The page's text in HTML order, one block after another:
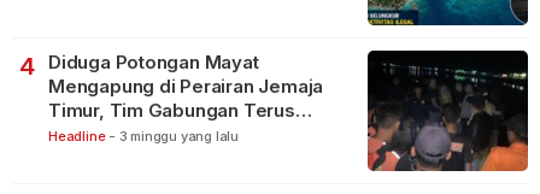
4
Diduga Potongan Mayat
Mengapung di Perairan Jemaja
Timur, Tim Gabungan Terus
Lakukan Pencarian
Headline - 3 minggu yang lalu